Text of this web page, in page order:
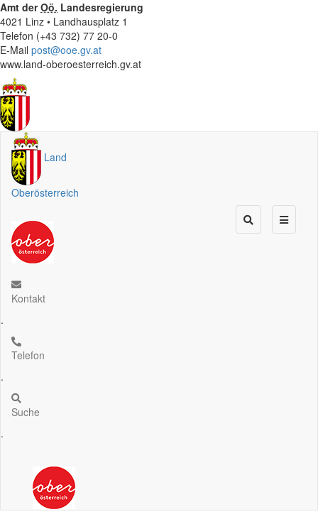
Amt derOö. Landesregierung
4021 Linz • Landhausplatz 1
Telefon (+43 732) 77 20-0
E-Mail post@ooe.gv.at
www.land-oberoesterreich.gv.at
Land
Oberösterreich
Kontakt
.
Telefon
.
Suche
.